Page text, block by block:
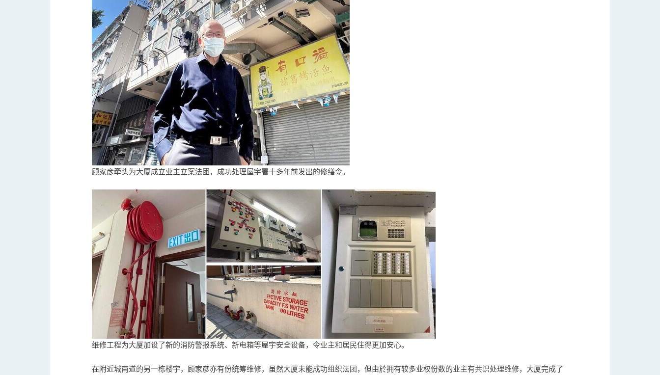
顾家彦牵头为大厦成立业主立案法团，成功处理屋宇署十多年前发出的修缮令。
维修工程为大厦加设了新的消防警报系统、新电箱等屋宇安全设备，令业主和居民住得更加安心。
在附近城南道的另一栋楼宇，顾家彦亦有份统筹维修，虽然大厦未能成功组织法团，但由於拥有较多业权份数的业主有共识处理维修，大厦完成了